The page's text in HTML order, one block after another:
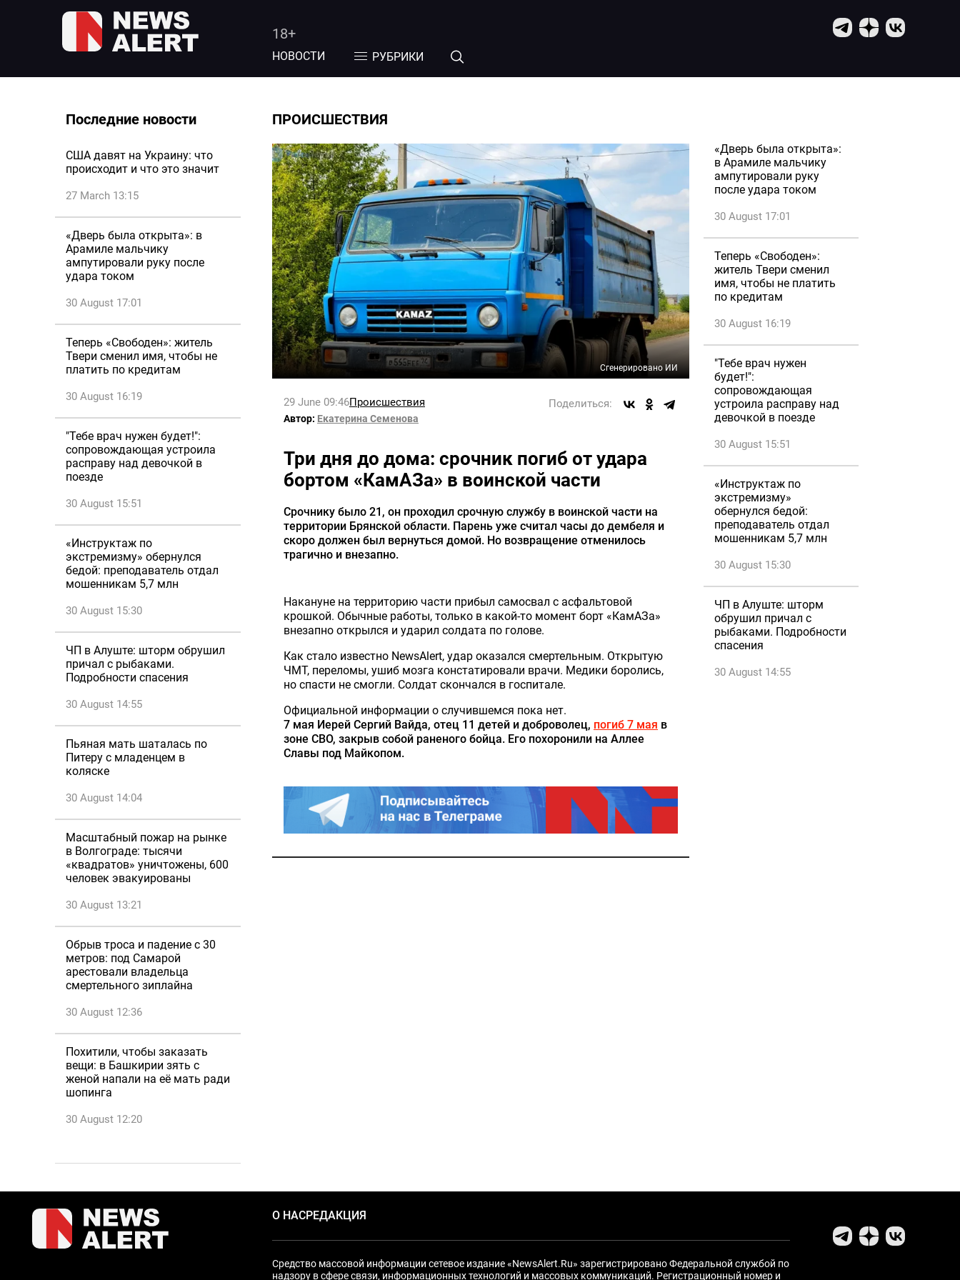
18+
НОВОСТИ РУБРИКИ
Последние новости
США давят на Украину: что
происходит и что это значит
27 March 13:15
«Дверь была открыта»: в
Арамиле мальчику
ампутировали руку после
удара током
30 August 17:01
Теперь «Свободен»: житель
Твери сменил имя, чтобы не
платить по кредитам
30 August 16:19
"Тебе врач нужен будет!":
сопровождающая устроила
расправу над девочкой в
поезде
30 August 15:51
«Инструктаж по
экстремизму» обернулся
бедой: преподаватель отдал
мошенникам 5,7 млн
30 August 15:30
ЧП в Алуште: шторм обрушил
причал с рыбаками.
Подробности спасения
30 August 14:55
Пьяная мать шаталась по
Питеру с младенцем в
коляске
30 August 14:04
Масштабный пожар на рынке
в Волгограде: тысячи
«квадратов» уничтожены, 600
человек эвакуированы
30 August 13:21
Обрыв троса и падение с 30
метров: под Самарой
арестовали владельца
смертельного зиплайна
30 August 12:36
Похитили, чтобы заказать
вещи: в Башкирии зять с
женой напали на её мать ради
шопинга
30 August 12:20
ПРОИСШЕСТВИЯ
Сгенерировано ИИ
29 June 09:46Происшествия Поделиться:
Автор: Екатерина Семенова
Три дня до дома: срочник погиб от удара
бортом «КамАЗа» в воинской части
Срочнику было 21, он проходил срочную службу в воинской части на
территории Брянской области. Парень уже считал часы до дембеля и
скоро должен был вернуться домой. Но возвращение отменилось
трагично и внезапно.
Накануне на территорию части прибыл самосвал с асфальтовой
крошкой. Обычные работы, только в какой-то момент борт «КамАЗа»
внезапно открылся и ударил солдата по голове.
Как стало известно NewsAlert, удар оказался смертельным. Открытую
ЧМТ, переломы, ушиб мозга констатировали врачи. Медики боролись,
но спасти не смогли. Солдат скончался в госпитале.
Официальной информации о случившемся пока нет.
7 мая Иерей Сергий Вайда, отец 11 детей и доброволец, погиб 7 мая в
зоне СВО, закрыв собой раненого бойца. Его похоронили на Аллее
Славы под Майкопом.
«Дверь была открыта»:
в Арамиле мальчику
ампутировали руку
после удара током
30 August 17:01
Теперь «Свободен»:
житель Твери сменил
имя, чтобы не платить
по кредитам
30 August 16:19
"Тебе врач нужен
будет!":
сопровождающая
устроила расправу над
девочкой в поезде
30 August 15:51
«Инструктаж по
экстремизму»
обернулся бедой:
преподаватель отдал
мошенникам 5,7 млн
30 August 15:30
ЧП в Алуште: шторм
обрушил причал с
рыбаками. Подробности
спасения
30 August 14:55
О НАСРЕДАКЦИЯ
Средство массовой информации сетевое издание «NewsAlert.Ru» зарегистрировано Федеральной службой по
надзору в сфере связи, информационных технологий и массовых коммуникаций. Регистрационный номер и